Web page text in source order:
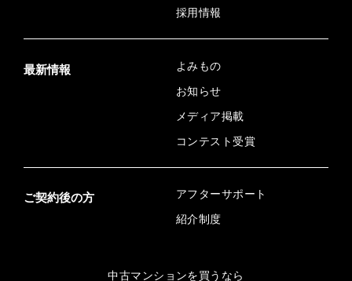
採用情報
最新情報 よみもの
お知らせ
メディア掲載
コンテスト受賞
ご契約後の方 アフターサポート
紹介制度
中古マンションを買うなら